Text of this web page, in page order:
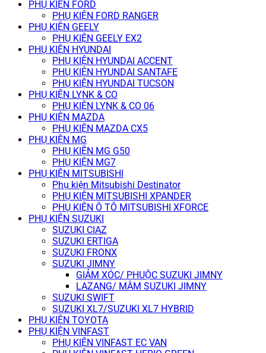
PHỤ KIỆN FORD
PHỤ KIỆN FORD RANGER
PHỤ KIỆN GEELY
PHỤ KIỆN GEELY EX2
PHỤ KIỆN HYUNDAI
PHỤ KIỆN HYUNDAI ACCENT
PHỤ KIỆN HYUNDAI SANTAFE
PHỤ KIỆN HYUNDAI TUCSON
PHỤ KIỆN LYNK & CO
PHỤ KIỆN LYNK & CO 06
PHỤ KIỆN MAZDA
PHỤ KIỆN MAZDA CX5
PHỤ KIỆN MG
PHỤ KIỆN MG G50
PHỤ KIỆN MG7
PHỤ KIỆN MITSUBISHI
Phụ kiện Mitsubishi Destinator
PHỤ KIỆN MITSUBISHI XPANDER
PHỤ KIỆN Ô TÔ MITSUBISHI XFORCE
PHỤ KIỆN SUZUKI
SUZUKI CIAZ
SUZUKI ERTIGA
SUZUKI FRONX
SUZUKI JIMNY
GIẢM XÓC/ PHUỘC SUZUKI JIMNY
LAZANG/ MÂM SUZUKI JIMNY
SUZUKI SWIFT
SUZUKI XL7/SUZUKI XL7 HYBRID
PHỤ KIỆN TOYOTA
PHỤ KIỆN VINFAST
PHỤ KIỆN VINFAST EC VAN